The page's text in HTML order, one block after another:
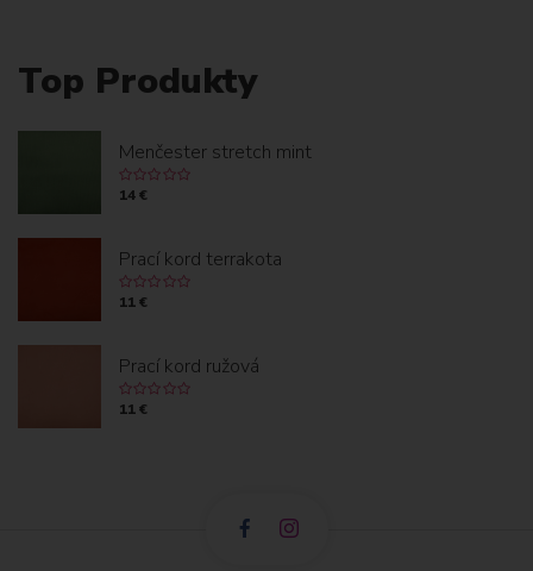
Top Produkty
Menčester stretch mint
14 €
Prací kord terrakota
11 €
Prací kord ružová
11 €